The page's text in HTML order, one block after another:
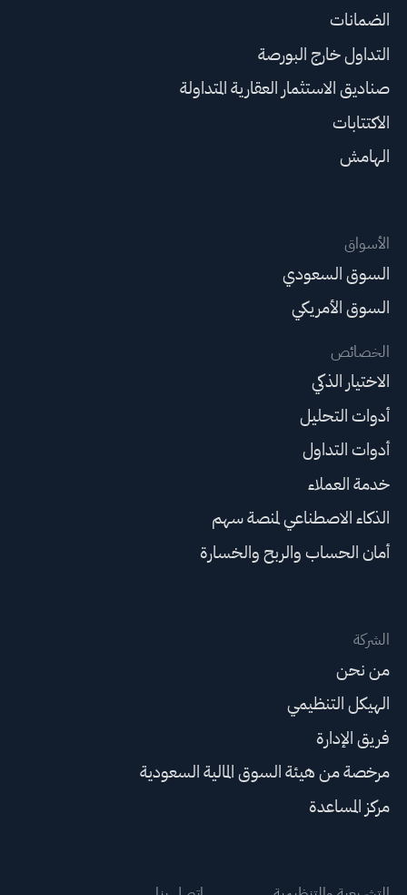
الضمانات
التداول خارج البورصة
صناديق الاستثمار العقارية المتداولة
الاكتتابات
الهامش
الأسواق
السوق السعودي
السوق الأمريكي
الخصائص
الاختيار الذكي
أدوات التحليل
أدوات التداول
خدمة العملاء
الذكاء الاصطناعي لمنصة سهم
أمان الحساب والربح والخسارة
الشركة
من نحن
الهيكل التنظيمي
فريق الإدارة
مرخصة من هيئة السوق المالية السعودية
مركز المساعدة